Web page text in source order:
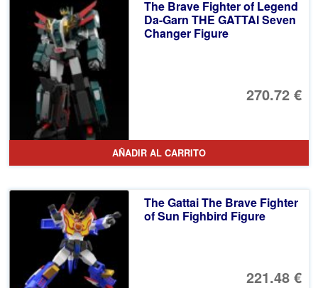
The Brave Fighter of Legend
Da-Garn THE GATTAI Seven
Changer Figure
270.72 €
AÑADIR AL CARRITO
The Gattai The Brave Fighter
of Sun Fighbird Figure
221.48 €